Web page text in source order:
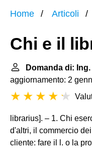
Home Articoli
Chi e il
Domanda di:
aggiornamento: 2
librarius]. – 1. Chi
d'altri, il commercio
cliente: fare il l. o la